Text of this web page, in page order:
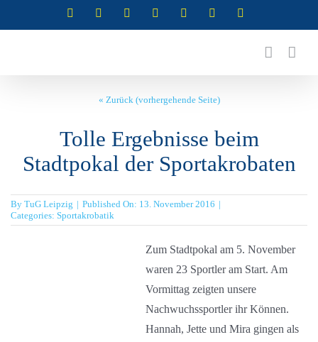
Inhalt
InstagramInstagramInstagramInstagramFacebook
« Zurück (vorhergehende Seite)
Tolle Ergebnisse beim
Stadtpokal der Sportakrobaten
By TuG Leipzig | Published On: 13. November 2016 |
Categories: Sportakrobatik
Zum Stadtpokal am 5. November
waren 23 Sportler am Start. Am
Vormittag zeigten unsere
Nachwuchssportler ihr Können.
Hannah, Jette und Mira gingen als